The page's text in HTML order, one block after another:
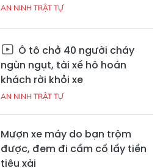
AN NINH TRẬT TỰ
Ô tô chở 40 người cháy
ngùn ngụt, tài xế hô hoán
khách rời khỏi xe
AN NINH TRẬT TỰ
Mượn xe máy do bạn trộm
được, đem đi cầm cố lấy tiền
tiêu xài